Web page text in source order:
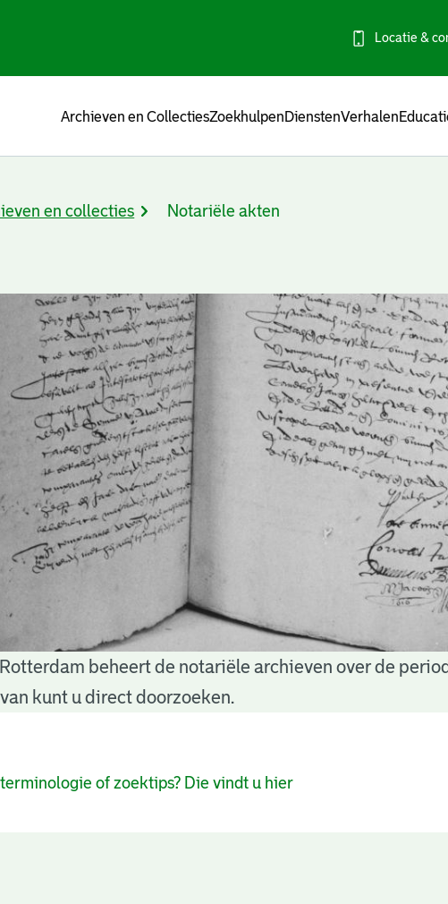
Locatie &
Archieven en CollectiesZoekhulpenDienstenVerhalen
en collecties Notariële akten
beheert de notariële archieven over de
kunt u direct doorzoeken.
of zoektips? Die vindt u hier